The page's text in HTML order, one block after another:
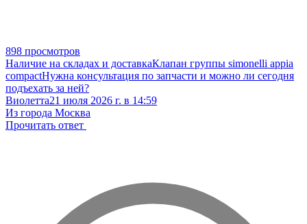
898 просмотров
Наличие на складах и доставкаКлапан группы simonelli appia
compactНужна консультация по запчасти и можно ли сегодня
подъехать за ней?
Виолетта21 июля 2026 г. в 14:59
Из города Москва
Прочитать ответ